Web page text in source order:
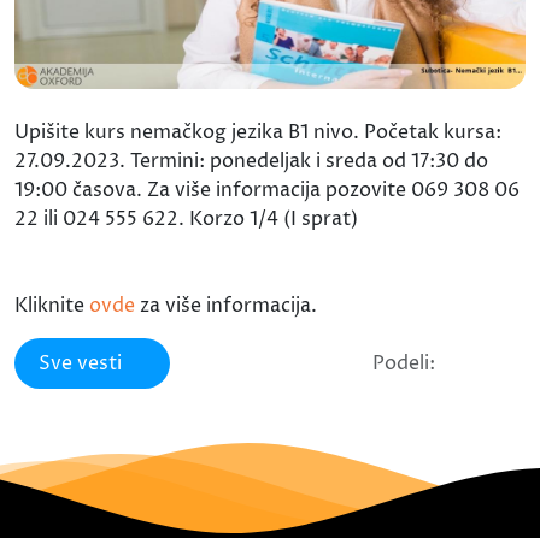
Upišite kurs nemačkog jezika B1 nivo. Početak kursa:
27.09.2023. Termini: ponedeljak i sreda od 17:30 do
19:00 časova. Za više informacija pozovite 069 308 06
22 ili 024 555 622. Korzo 1/4 (I sprat)
Kliknite ovde za više informacija.
Sve vesti Podeli: